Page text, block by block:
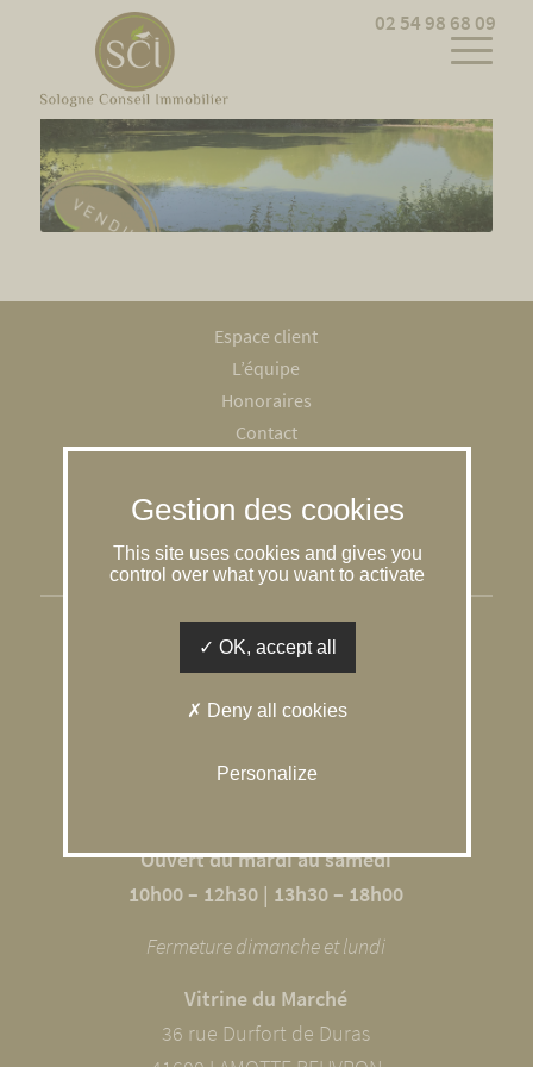
02 54 98 68 09
Espace client
L’équipe
Honoraires
Contact
Mentions légales
RGPD
Gestion des cookies
SOLOGNE CONSEIL IMMOBILIER
L’agence du Caquetoire
41600 SOUVIGNY EN SOLOGNE
Ouvert du mardi au samedi
10h00 – 12h30 | 13h30 – 18h00
Fermeture dimanche et lundi
Vitrine du Marché
36 rue Durfort de Duras
Cookies management panel
This site uses cookies and gives you
control over what you want to activate
OK, accept all
Deny all cookies
Personalize